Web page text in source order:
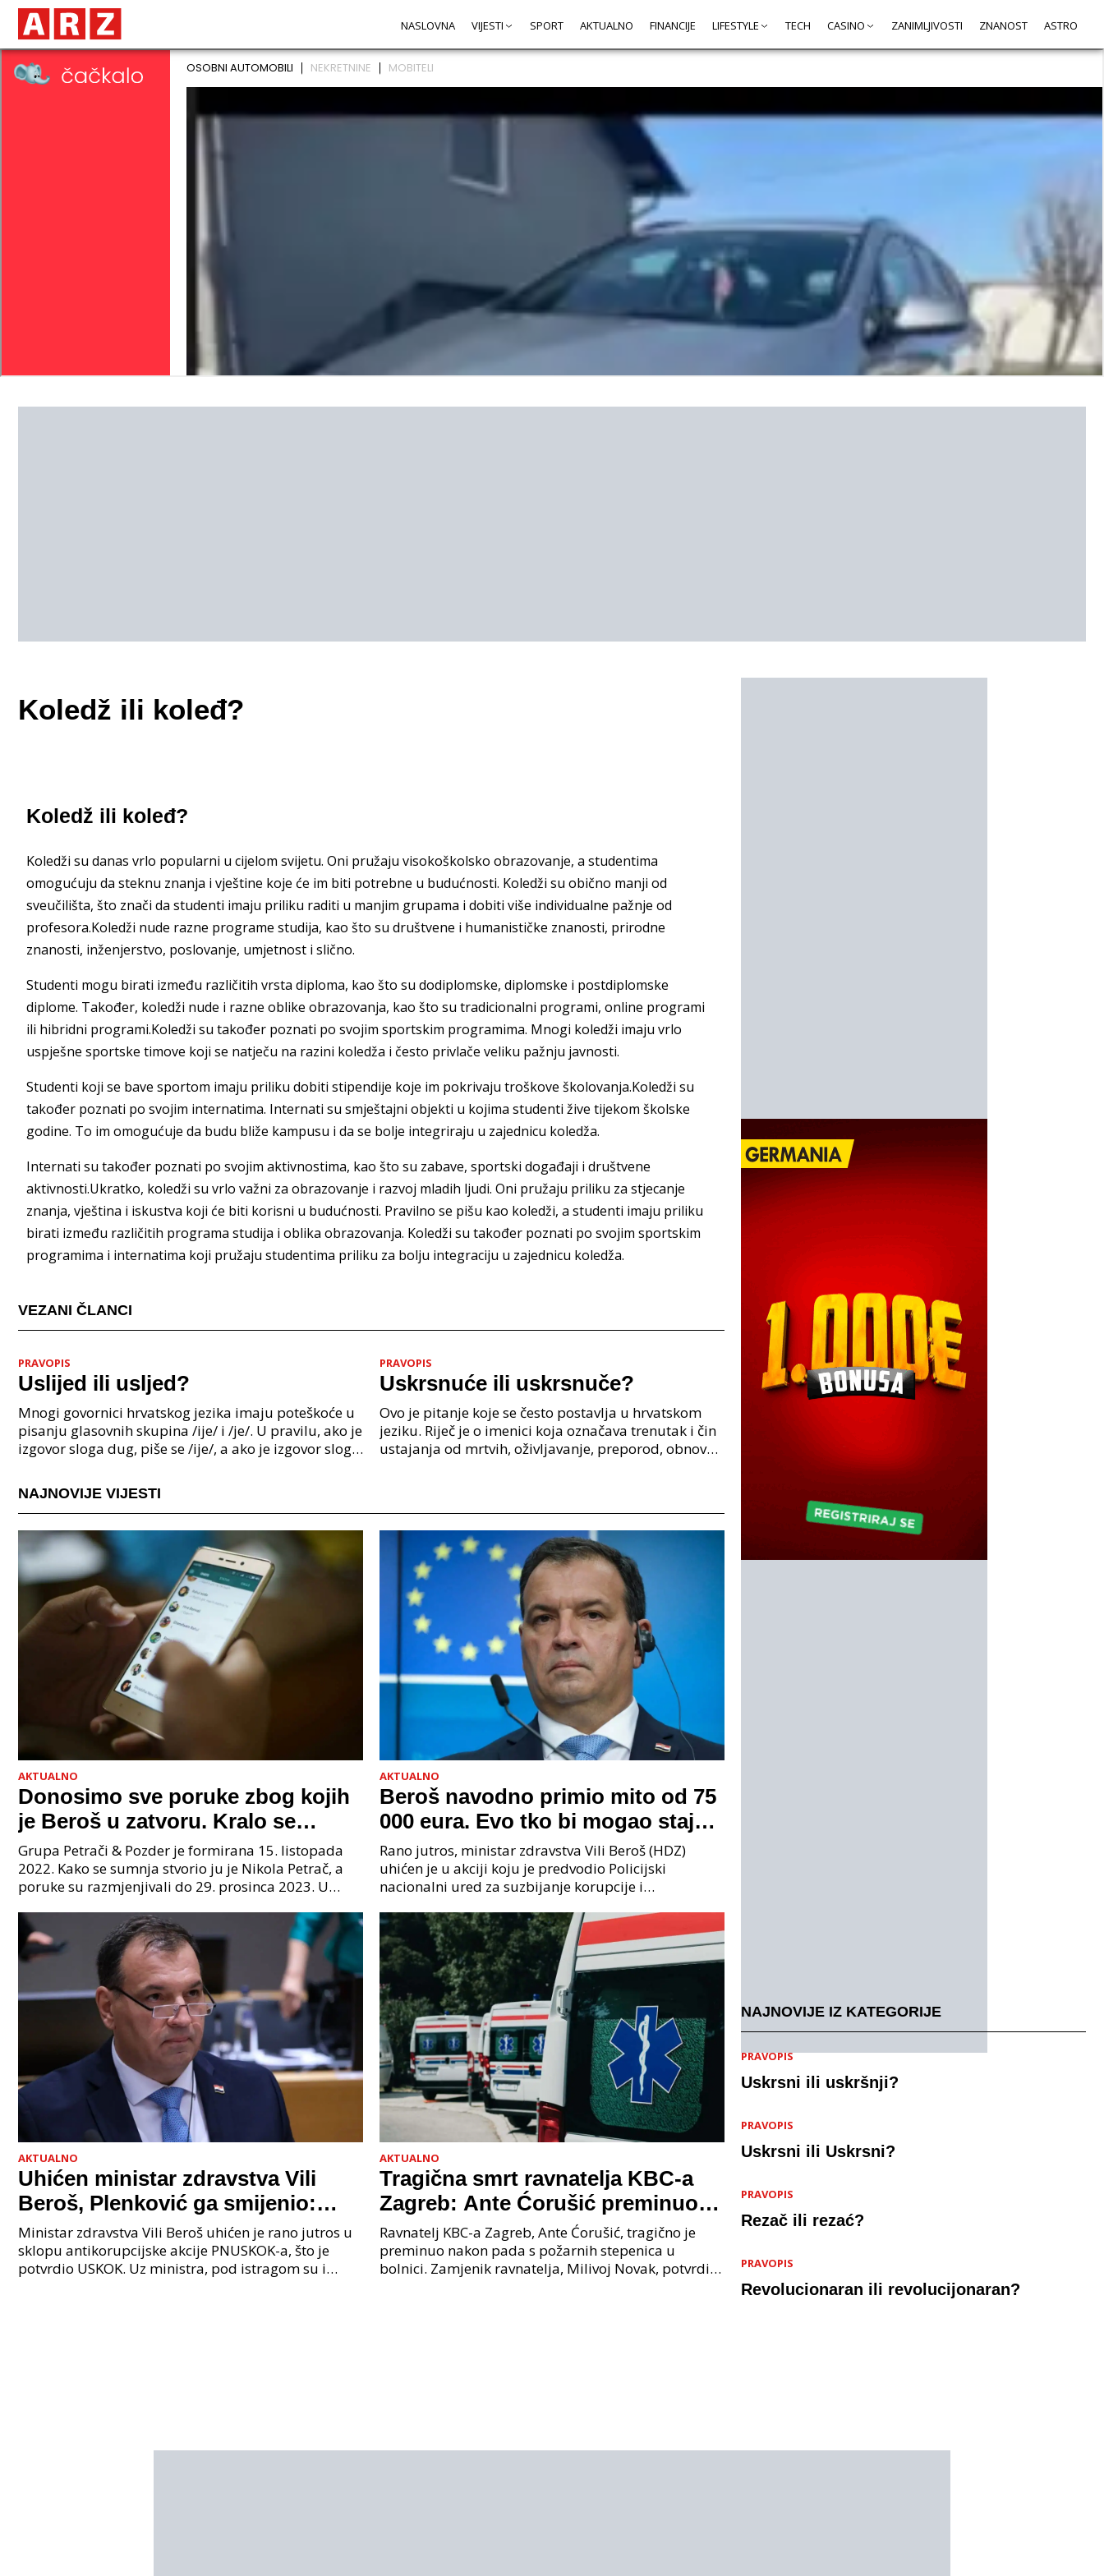
NASLOVNA VIJESTI SPORT AKTUALNO FINANCIJE LIFESTYLE TECH CASINO ZANIMLJIVOSTI ZNANOST ASTRO
Koledž ili koleđ?
Koledž ili koleđ?
Koledži su danas vrlo popularni u cijelom svijetu. Oni pružaju visokoškolsko obrazovanje, a studentima
omogućuju da steknu znanja i vještine koje će im biti potrebne u budućnosti. Koledži su obično manji od
sveučilišta, što znači da studenti imaju priliku raditi u manjim grupama i dobiti više individualne pažnje od
profesora.Koledži nude razne programe studija, kao što su društvene i humanističke znanosti, prirodne
znanosti, inženjerstvo, poslovanje, umjetnost i slično.
Studenti mogu birati između različitih vrsta diploma, kao što su dodiplomske, diplomske i postdiplomske
diplome. Također, koledži nude i razne oblike obrazovanja, kao što su tradicionalni programi, online programi
ili hibridni programi.Koledži su također poznati po svojim sportskim programima. Mnogi koledži imaju vrlo
uspješne sportske timove koji se natječu na razini koledža i često privlače veliku pažnju javnosti.
Studenti koji se bave sportom imaju priliku dobiti stipendije koje im pokrivaju troškove školovanja.Koledži su
također poznati po svojim internatima. Internati su smještajni objekti u kojima studenti žive tijekom školske
godine. To im omogućuje da budu bliže kampusu i da se bolje integriraju u zajednicu koledža.
Internati su također poznati po svojim aktivnostima, kao što su zabave, sportski događaji i društvene
aktivnosti.Ukratko, koledži su vrlo važni za obrazovanje i razvoj mladih ljudi. Oni pružaju priliku za stjecanje
znanja, vještina i iskustva koji će biti korisni u budućnosti. Pravilno se pišu kao koledži, a studenti imaju priliku
birati između različitih programa studija i oblika obrazovanja. Koledži su također poznati po svojim sportskim
programima i internatima koji pružaju studentima priliku za bolju integraciju u zajednicu koledža.
VEZANI ČLANCI
PRAVOPIS
Uslijed ili usljed?
Mnogi govornici hrvatskog jezika imaju poteškoće u
pisanju glasovnih skupina /ije/ i /je/. U pravilu, ako je
izgovor sloga dug, piše se /ije/, a ako je izgovor sloga
PRAVOPIS
Uskrsnuće ili uskrsnuče?
Ovo je pitanje koje se često postavlja u hrvatskom
jeziku. Riječ je o imenici koja označava trenutak i čin
ustajanja od mrtvih, oživljavanje, preporod, obnovu.
NAJNOVIJE VIJESTI
AKTUALNO
Donosimo sve poruke zbog kojih
je Beroš u zatvoru. Kralo se
godinama. Tko će iz vlade biti
sljedeći uhićen?
Grupa Petrači & Pozder je formirana 15. listopada
2022. Kako se sumnja stvorio ju je Nikola Petrač, a
poruke su razmjenjivali do 29. prosinca 2023. U
AKTUALNO
Beroš navodno primio mito od 75
000 eura. Evo tko bi mogao stajati
na čelu zločinačkog udruženja
Rano jutros, ministar zdravstva Vili Beroš (HDZ)
uhićen je u akciji koju je predvodio Policijski
nacionalni ured za suzbijanje korupcije i
priopćenju USKOK
AKTUALNO
Uhićen ministar zdravstva Vili
Beroš, Plenković ga smijenio:
Istraga USKOK-a zbog korupcije
Ministar zdravstva Vili Beroš uhićen je rano jutros u
sklopu antikorupcijske akcije PNUSKOK-a, što je
potvrdio USKOK. Uz ministra, pod istragom su i
AKTUALNO
Tragična smrt ravnatelja KBC-a
Zagreb: Ante Ćorušić preminuo
nakon pada u bolnici, policija na
mjestu događaja
Ravnatelj KBC-a Zagreb, Ante Ćorušić, tragično je
preminuo nakon pada s požarnih stepenica u
bolnici. Zamjenik ravnatelja, Milivoj Novak, potvrdio
NAJNOVIJE IZ KATEGORIJE
PRAVOPIS
Uskrsni ili uskršnji?
PRAVOPIS
Uskrsni ili Uskrsni?
PRAVOPIS
Rezač ili rezać?
PRAVOPIS
Revolucionaran ili revolucijonaran?